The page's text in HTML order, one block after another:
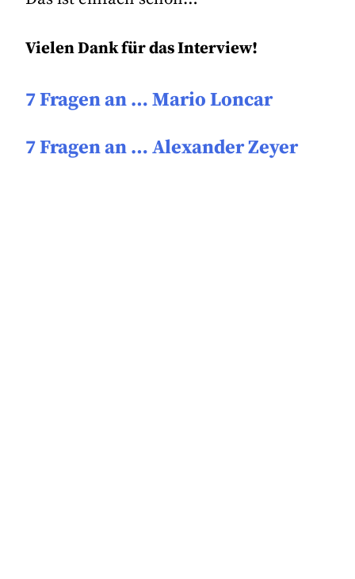
Vielen Dank für das Interview!
7 Fragen an … Mario Loncar
7 Fragen an … Alexander Zeyer